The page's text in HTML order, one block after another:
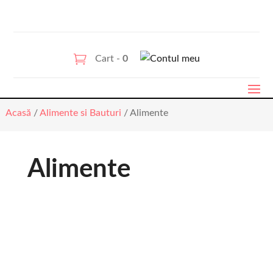
Cart - 0
Acasă /Alimente si Bauturi / Alimente
Alimente